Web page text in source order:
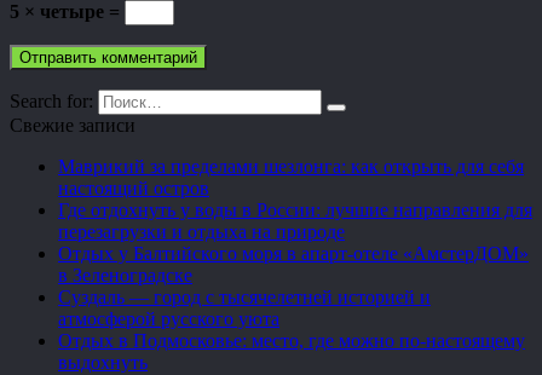
5 × четыре =
Search for:
Свежие записи
Маврикий за пределами шезлонга: как открыть для себя
настоящий остров
Где отдохнуть у воды в России: лучшие направления для
перезагрузки и отдыха на природе
Отдых у Балтийского моря в апарт-отеле «АмстерДОМ»
в Зеленоградске
Суздаль — город с тысячелетней историей и
атмосферой русского уюта
Отдых в Подмосковье: место, где можно по-настоящему
выдохнуть